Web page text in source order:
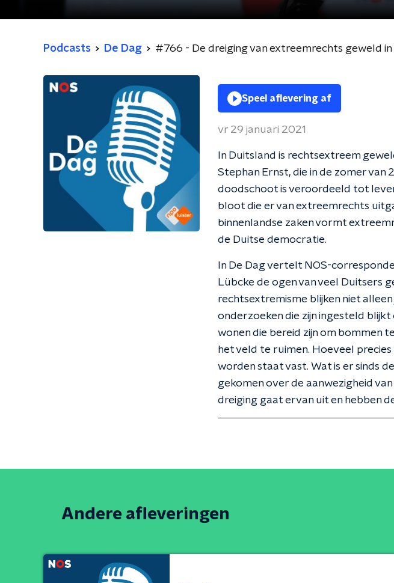
Podcasts De Dag #766 - De dreiging van extreemrechts geweld in
Speel aflevering af
vr 29 januari 2021
In Duitsland is rechtsextreem
Stephan Ernst, die in de zomer
doodschoot is veroordeeld tot
bloot die er van extreemrechts
binnenlandse zaken vormt
de Duitse democratie.
In De Dag vertelt NOS-
Lübcke de ogen van veel Duitsers
rechtsextremisme blijken niet
onderzoeken die zijn ingesteld
wonen die bereid zijn om bommen
het veld te ruimen. Hoeveel
worden staat vast. Wat is er sinds
gekomen over de aanwezigheid
dreiging gaat ervan uit en hebben
Andere afleveringen